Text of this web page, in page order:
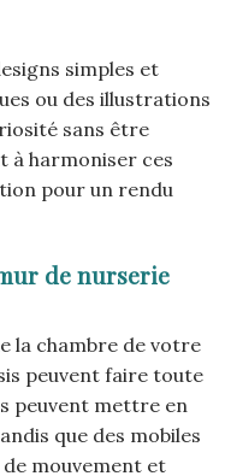
simples et
ou des illustrations
sans être
à harmoniser ces
pour un rendu
de nurserie
la chambre de votre
peuvent faire toute
peuvent mettre en
que des mobiles
mouvement et